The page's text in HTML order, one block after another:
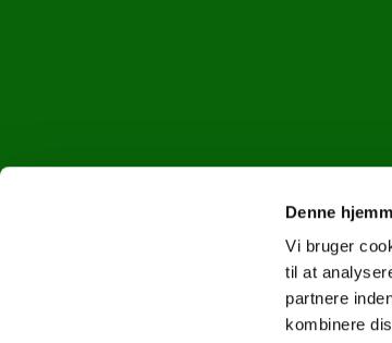
Denne
Vi bruger
til at
partnere
kombinere